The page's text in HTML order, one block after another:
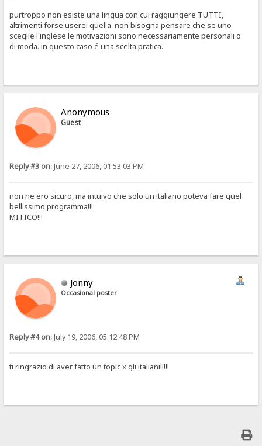
purtroppo non esiste una lingua con cui raggiungere TUTTI,
altrimenti forse userei quella. non bisogna pensare che se uno
sceglie l'inglese le motivazioni sono necessariamente personali o
di moda. in questo caso é una scelta pratica.
Anonymous
Guest
Reply #3 on:June 27, 2006, 01:53:03 PM
non ne ero sicuro, ma intuivo che solo un italiano poteva fare quel
bellissimo programma!!!
MITICO!!!
Jonny
Occasional poster
Reply #4 on:July 19, 2006, 05:12:48 PM
ti ringrazio di aver fatto un topic x gli italiani!!!!!